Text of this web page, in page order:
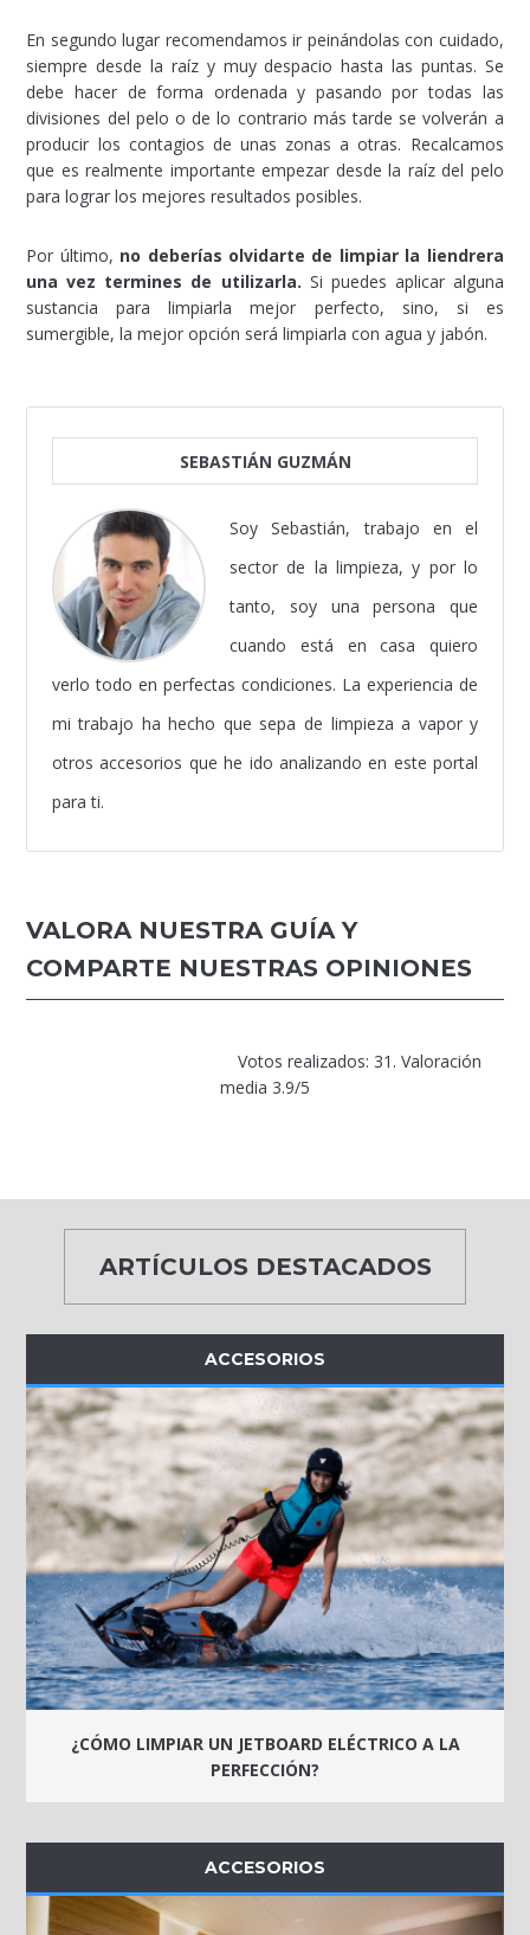
En segundo lugar recomendamos ir peinándolas con cuidado,
siempre desde la raíz y muy despacio hasta las puntas. Se
debe hacer de forma ordenada y pasando por todas las
divisiones del pelo o de lo contrario más tarde se volverán a
producir los contagios de unas zonas a otras. Recalcamos
que es realmente importante empezar desde la raíz del pelo
para lograr los mejores resultados posibles.
Por último, no deberías olvidarte de limpiar la liendrera
una vez termines de utilizarla. Si puedes aplicar alguna
sustancia para limpiarla mejor perfecto, sino, si es
sumergible, la mejor opción será limpiarla con agua y jabón.
SEBASTIÁN GUZMÁN
Soy Sebastián, trabajo en el
sector de la limpieza, y por lo
tanto, soy una persona que
cuando está en casa quiero
verlo todo en perfectas condiciones. La experiencia de
mi trabajo ha hecho que sepa de limpieza a vapor y
otros accesorios que he ido analizando en este portal
para ti.
VALORA NUESTRA GUÍA Y
COMPARTE NUESTRAS OPINIONES
Votos realizados: 31. Valoración
media 3.9/5
ARTÍCULOS DESTACADOS
ACCESORIOS
¿CÓMO LIMPIAR UN JETBOARD ELÉCTRICO A LA
PERFECCIÓN?
ACCESORIOS